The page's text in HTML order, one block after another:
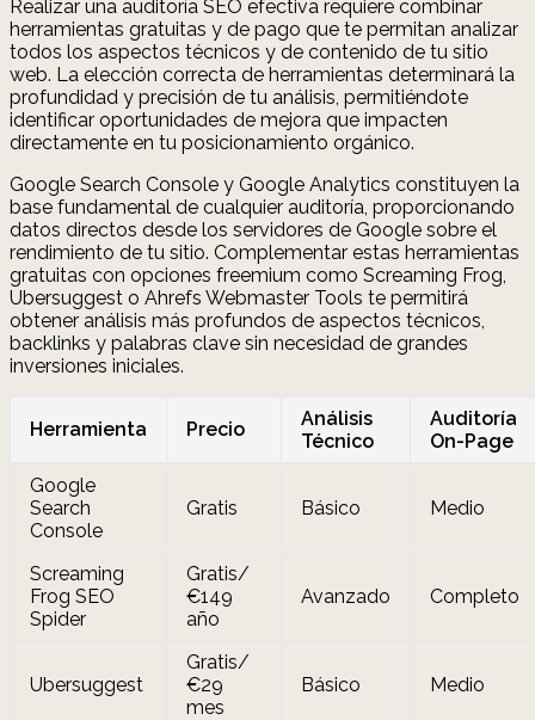
Realizar una auditoría SEO efectiva requiere combinar
herramientas gratuitas y de pago que te permitan analizar
todos los aspectos técnicos y de contenido de tu sitio
web. La elección correcta de herramientas determinará la
profundidad y precisión de tu análisis, permitiéndote
identificar oportunidades de mejora que impacten
directamente en tu posicionamiento orgánico.
Google Search Console y Google Analytics constituyen la
base fundamental de cualquier auditoría, proporcionando
datos directos desde los servidores de Google sobre el
rendimiento de tu sitio. Complementar estas herramientas
gratuitas con opciones freemium como Screaming Frog,
Ubersuggest o Ahrefs Webmaster Tools te permitirá
obtener análisis más profundos de aspectos técnicos,
backlinks y palabras clave sin necesidad de grandes
inversiones iniciales.
Herramienta Precio
Análisis
Técnico
Auditoría
On-Page
Google
Search
Console
Gratis Básico Medio
Screaming
Frog SEO
Spider
Gratis/
€149
año
Avanzado Completo
Ubersuggest
Gratis/
€29
mes
Básico Medio